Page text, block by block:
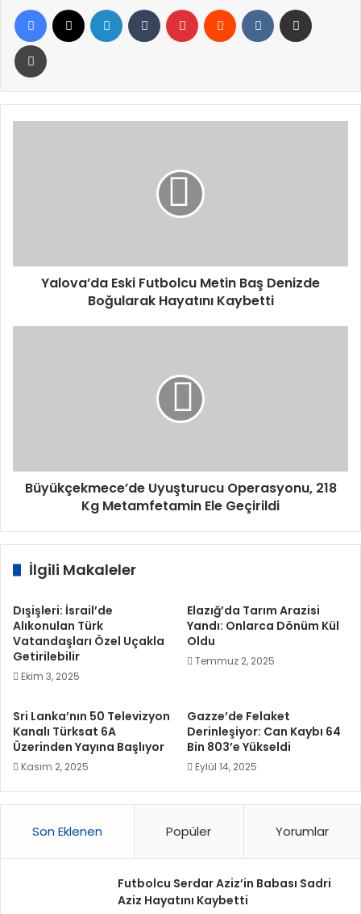
Facebook LinkedIn Tumblr Pinterest Reddit VKontakte
Yazdır
Kaybetti
Yalova’da Eski Futbolcu Metin Baş Denizde
Boğularak Hayatını Kaybetti
Büyükçekmece’de Uyuşturucu Operasyonu, 218
Kg Metamfetamin Ele Geçirildi
İlgili Makaleler
Dışişleri: İsrail’de
Alıkonulan Türk
Vatandaşları Özel Uçakla
Getirilebilir
Ekim 3, 2025
Elazığ’da Tarım Arazisi
Yandı: Onlarca Dönüm Kül
Oldu
Temmuz 2, 2025
Sri Lanka’nın 50 Televizyon
Kanalı Türksat 6A
Üzerinden Yayına Başlıyor
Kasım 2, 2025
Gazze’de Felaket
Derinleşiyor: Can Kaybı 64
Bin 803’e Yükseldi
Eylül 14, 2025
Son Eklenen Popüler Yorumlar
Futbolcu Serdar Aziz’in Babası Sadri
Aziz Hayatını Kaybetti